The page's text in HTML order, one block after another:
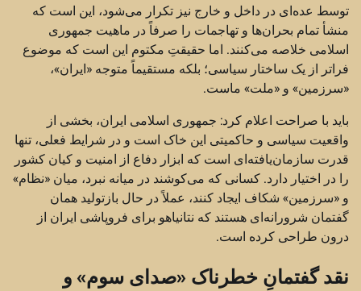
توسط عده‌ای در داخل و خارج نیز تکرار می‌شود، این است که
منشأ تمام بحران‌ها و تهاجمات را صرفاً در ماهیت جمهوری
اسلامی خلاصه می‌کنند. اما حقیقتِ مکتوم این است که موضوع
فراتر از یک ساختار سیاسی؛ بلکه مستقیماً متوجه «ایران»،
«سرزمین» و «ملت» ماست.
باید با صراحت اعلام کرد: جمهوری اسلامی ایران، بخشی از
واقعیت سیاسی و حاکمیتی این خاک است و در شرایط فعلی، تنها
قدرت سازمان‌یافته‌ای است که ابزار دفاع از امنیت و کیان کشور
را در اختیار دارد. کسانی که می‌کوشند در میانه نبرد، میان «نظام»
و «سرزمین» شکاف ایجاد کنند، عملاً در حال بازتولید همان
گفتمان شرورانه‌ای هستند که نتانیاهو برای فروپاشی ایران از
درون طراحی کرده است.
نقد گفتمانِ خطرناک «صدای سوم» و